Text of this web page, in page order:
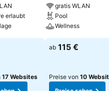
erlaubt
17 Websites
gratis WLAN
Pool
Wellness
ab 115 €
Preise von 10